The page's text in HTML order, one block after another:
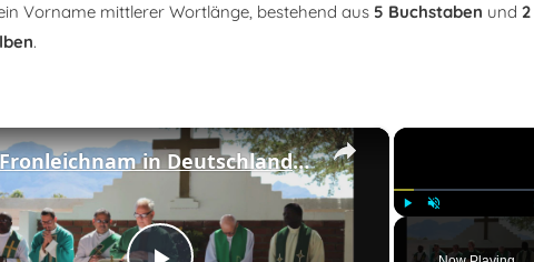
Vorname mittlerer Wortlänge, bestehend aus 5 Buchstaben und 2
.
×
Fronleichnam in Deutschland: Traditionen, Bedeutung und Bräuche